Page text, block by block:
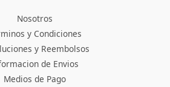
Nosotros
y Condiciones
y Reembolsos
de Envios
Medios de Pago